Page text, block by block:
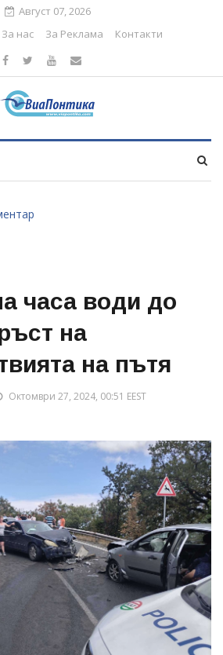
Август 07, 2026
За нас За Реклама Контакти
часа води до
на
на пътя
Октомври 27, 2024, 00:51 EEST